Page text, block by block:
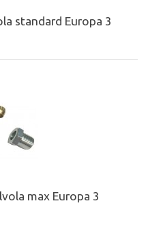
standard Europa 3
max Europa 3